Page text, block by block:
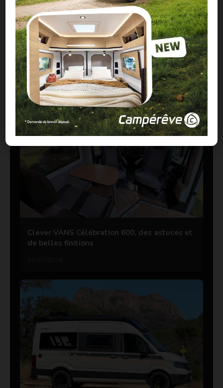
Routeur 5G, autonomie renforcée :
présentation de l’Hymer Grand Canyon S
Xperience
29/07/2026
Clever VANS Célébration 600, des astuces et
de belles finitions